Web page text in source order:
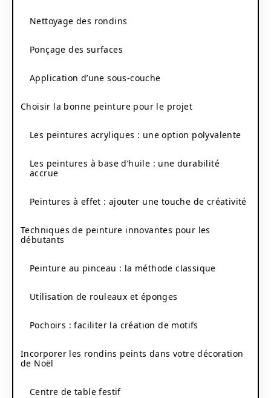
Nettoyage des rondins
Ponçage des surfaces
Application d’une sous-couche
Choisir la bonne peinture pour le projet
Les peintures acryliques : une option polyvalente
Les peintures à base d’huile : une durabilité
accrue
Peintures à effet : ajouter une touche de créativité
Techniques de peinture innovantes pour les
débutants
Peinture au pinceau : la méthode classique
Utilisation de rouleaux et éponges
Pochoirs : faciliter la création de motifs
Incorporer les rondins peints dans votre décoration
de Noël
Centre de table festif